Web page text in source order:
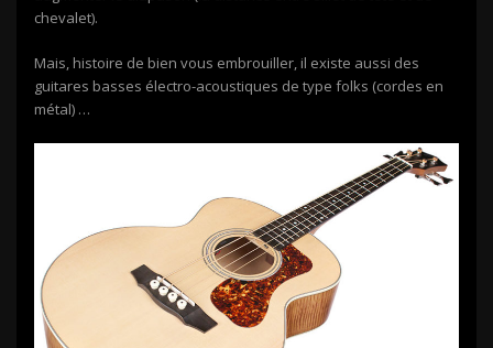
chevalet).
Mais, histoire de bien vous embrouiller, il existe aussi des
guitares basses électro-acoustiques de type folks (cordes en
métal) …